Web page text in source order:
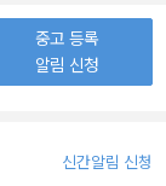
중고 등록
알림 신청
신간알림 신청